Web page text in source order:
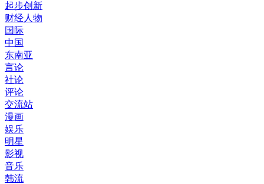
起步创新
财经人物
国际
中国
东南亚
言论
社论
评论
交流站
漫画
娱乐
明星
影视
音乐
韩流